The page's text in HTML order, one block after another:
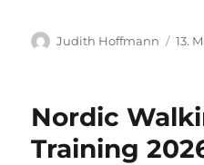
Autor
Judith Hoffmann 13.
Nordic
Training